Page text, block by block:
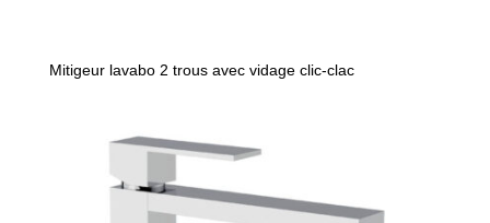
Mitigeur lavabo 2 trous avec vidage clic-clac